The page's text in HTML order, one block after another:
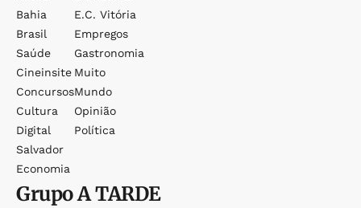
Bahia
Brasil
Saúde
Cineinsite
Concursos
Cultura
Digital
Salvador
Economia
E.c. Vitória
Empregos
Gastronomia
Muito
Mundo
Opinião
Política
GrupoA TARDE